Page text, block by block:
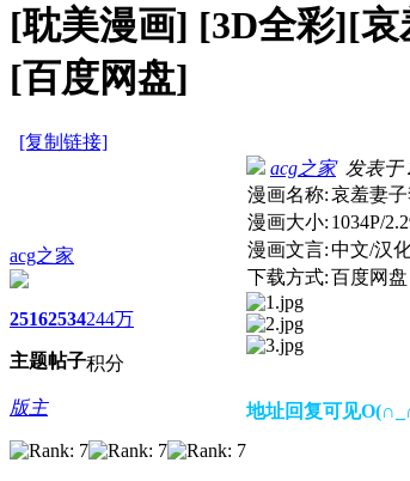
[耽美漫画] [3D全彩][哀
[百度网盘]
[复制链接]
acg之家
2516
主题
2534
帖子
244万
积分
版主
acg之家发表于
漫画名称:哀羞妻
漫画大小: 1034P/
漫画文言:中文/汉
下载方式:百度网盘
地址回复可见